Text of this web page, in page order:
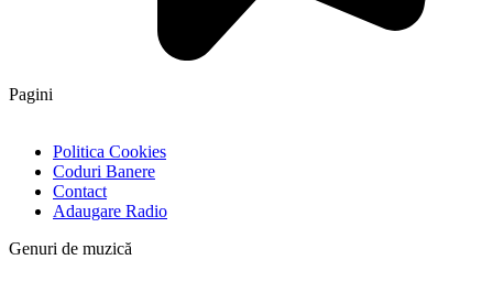
Pagini
Politica Cookies
Coduri Banere
Contact
Adaugare Radio
Genuri de muzică